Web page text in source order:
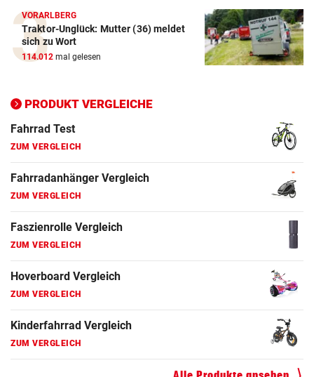
VORARLBERG
Traktor-Unglück: Mutter (36) meldet
sich zu Wort
114.012 mal gelesen
PRODUKT VERGLEICHE
Elektro-Scooter Vergleich
ZUM VERGLEICH
ZUM VERGLEICH
Fahrrad Test
ZUM VERGLEICH
Fahrradanhänger Vergleich
ZUM VERGLEICH
Faszienrolle Vergleich
ZUM VERGLEICH
Hoverboard Vergleich
ZUM VERGLEICH
Kinderfahrrad Vergleich
ZUM VERGLEICH